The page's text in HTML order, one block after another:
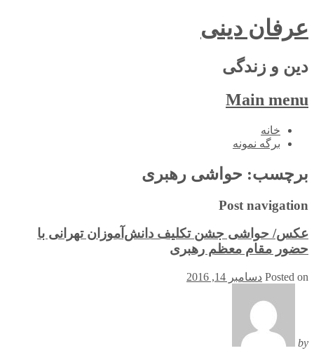
عرفان دینی
دین و زندگی
Main menu
Skip
خانه
برگه نمونه
برچسب: حواشی رهبری
Post navigation
عکس/ حواشی جشن تکلیف دانش‌آموزان تهرانی با
حضور مقام معظم رهبری
Posted on دسامبر 14, 2016
by